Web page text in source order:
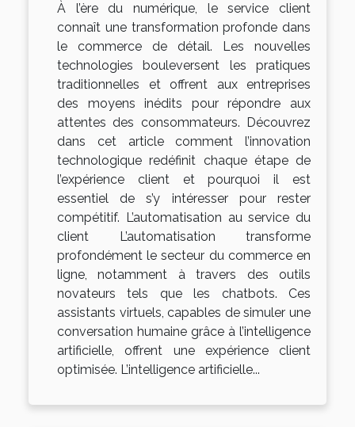
À l’ère du numérique, le service client
connaît une transformation profonde dans
le commerce de détail. Les nouvelles
technologies bouleversent les pratiques
traditionnelles et offrent aux entreprises
des moyens inédits pour répondre aux
attentes des consommateurs. Découvrez
dans cet article comment l’innovation
technologique redéfinit chaque étape de
l’expérience client et pourquoi il est
essentiel de s’y intéresser pour rester
compétitif. L’automatisation au service du
client L’automatisation transforme
profondément le secteur du commerce en
ligne, notamment à travers des outils
novateurs tels que les chatbots. Ces
assistants virtuels, capables de simuler une
conversation humaine grâce à l’intelligence
artificielle, offrent une expérience client
optimisée. L’intelligence artificielle...